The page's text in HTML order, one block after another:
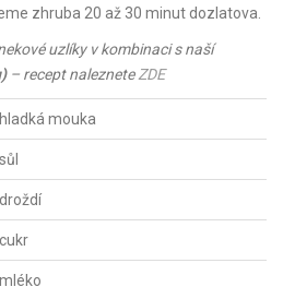
zhruba 20 až 30 minut dozlatova.
uzlíky v kombinaci s naší
– recept nalezneteZDE
hladká mouka
sůl
droždí
cukr
mléko